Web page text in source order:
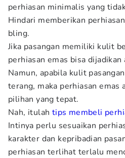
perhiasan minimalis yang
Hindari memberikan
bling.
Jika pasangan memiliki kulit
perhiasan emas bisa
Namun, apabila kulit
terang, maka perhiasan emas
pilihan yang tepat.
Nah, itulah tips membeli
Intinya perlu sesuaikan
karakter dan kepribadian
perhiasan terlihat terlalu